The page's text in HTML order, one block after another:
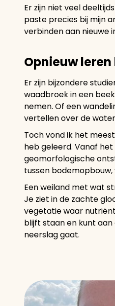
Er zijn niet veel
paste precies bij mijn
verbinden aan nieuwe
Opnieuw leren
Er zijn bijzondere
waadbroek in een
nemen. Of een
vertellen over de
Toch vond ik het
heb geleerd. Vanaf
geomorfologische
tussen
Een weiland met wat
Je ziet in de zachte
vegetatie waar
blijft staan en kunt
neerslag gaat.